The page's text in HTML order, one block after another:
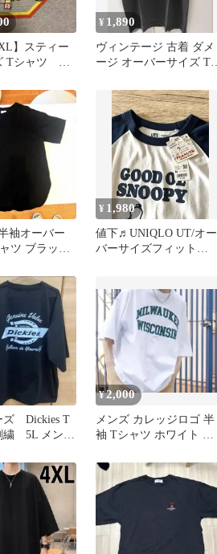
】スティー
Tシャツ ハ
¥ 1,890
ヴィンテージ 古着 ダメ
ージ オーバーサイズ Tシ
袖オーバー
ツ ブラック
¥ 1,980
値下♬UNIQLO UT/オー
バーサイズフィット
ズ Dickies T
5L メン
¥2,000
メンズ カレッジロゴ 半
袖 Tシャツ ホワイト セ